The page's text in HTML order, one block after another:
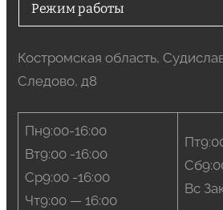
Режим работы
Костромская область,
Следово, д8
Пн9:00-16:00
Вт9:00 -16:00
Ср9:00 -16:00
Чт9:00 — 16:00
Вс